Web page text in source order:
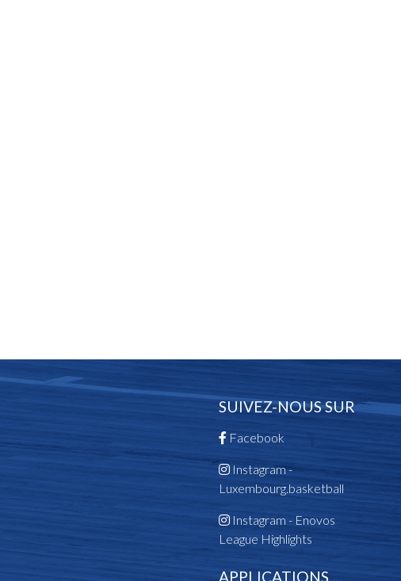
SUIVEZ-NOUS SUR
Facebook
Instagram -
Luxembourg.basketball
Instagram - Enovos
League Highlights
APPLICATIONS